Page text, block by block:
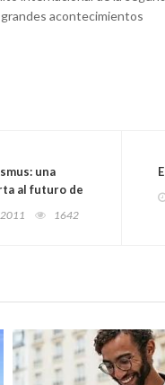
acontecimientos
una
al futuro de
2011 1642